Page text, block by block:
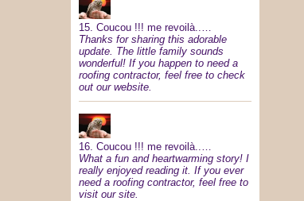
15. Coucou !!! me revoilà..…
Thanks for sharing this adorable
update. The little family sounds
wonderful! If you happen to need a
roofing contractor, feel free to check
out our website.
16. Coucou !!! me revoilà..…
What a fun and heartwarming story! I
really enjoyed reading it. If you ever
need a roofing contractor, feel free to
visit our site.